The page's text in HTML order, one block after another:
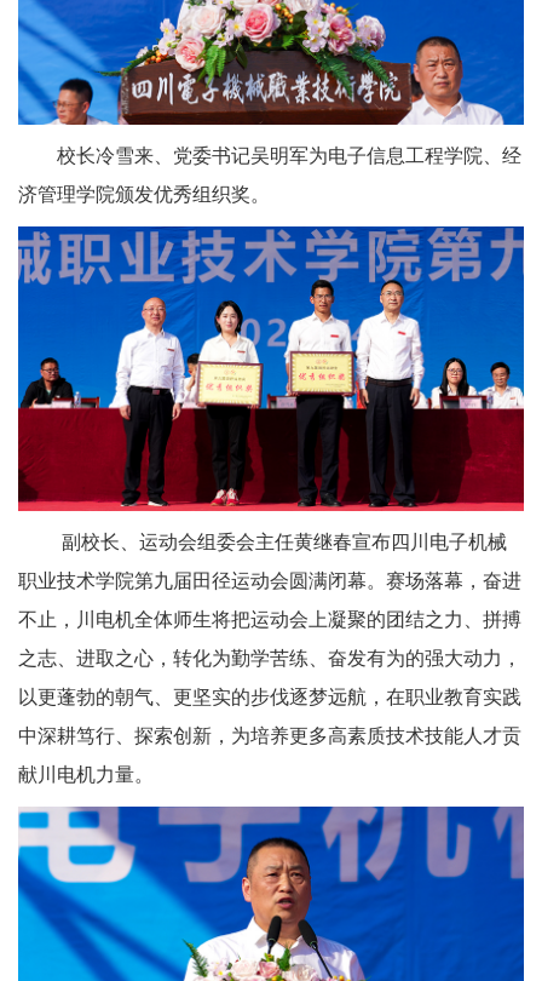
校长冷雪来、党委书记吴明军为电子信息工程学院、经
济管理学院颁发优秀组织奖。
副校长、运动会组委会主任黄继春宣布四川电子机械
职业技术学院第九届田径运动会圆满闭幕。赛场落幕，奋进
不止，川电机全体师生将把运动会上凝聚的团结之力、拼搏
之志、进取之心，转化为勤学苦练、奋发有为的强大动力，
以更蓬勃的朝气、更坚实的步伐逐梦远航，在职业教育实践
中深耕笃行、探索创新，为培养更多高素质技术技能人才贡
献川电机力量。